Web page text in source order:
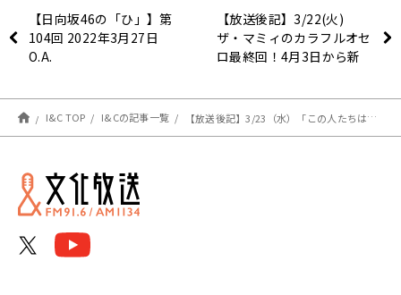
【日向坂46の「ひ」】第
104回 2022年3月27日
O.A.
【放送後記】3/22(火)
ザ・マミィのカラフルオセ
ロ最終回！4月3日から新
I&C TOP I&Cの記事一覧 【放送後記】3/23（水）「この人たちは敵じゃない！気づくのが遅かった（笑）」